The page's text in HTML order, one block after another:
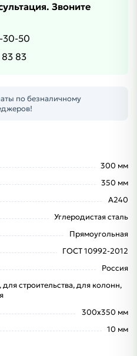
Звоните
30-50
83
по безналичному
300 мм
350 мм
А240
Углеродистая сталь
Прямоугольная
ГОСТ 10992-2012
Россия
строительства, для колонн,
300x350 мм
10 мм